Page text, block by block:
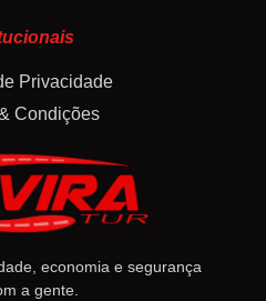
Privacidade
Condições
economia e segurança
a gente.